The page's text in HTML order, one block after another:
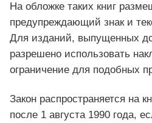
На обложке таких книг
предупреждающий знак и
Для изданий, выпущенных
разрешено использовать
ограничение для подобных
Закон распространяется на
после 1 августа 1990 года,